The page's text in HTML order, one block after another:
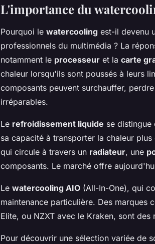
L'importance du
Pourquoi le watercooling est-il devenu
professionnels du multimédia ? La
notamment le processeur et la carte
chaleur lorsqu'ils sont poussés à leurs
composants peuvent surchauffer,
irréparables.
Le refroidissement liquide se
sa capacité à transporter la chaleur
qui circule à travers un radiateur, une
composants. Le marché offre
Le watercooling AIO (All-In-One), qui
maintenance particulière. Des marques
Elite, ou NZXT avec le Kraken, sont
Pour découvrir une sélection variée de